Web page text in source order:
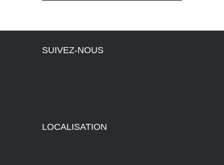
SUIVEZ-NOUS
LOCALISATION